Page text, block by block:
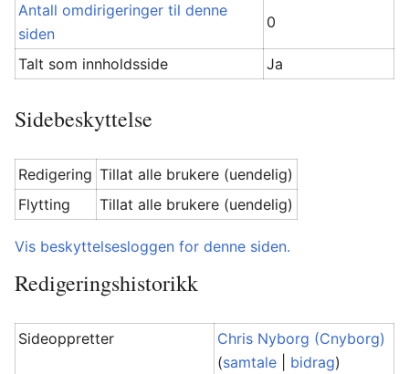
Antall omdirigeringer til denne
siden
0
Talt som innholdsside Ja
Sidebeskyttelse
Redigering Tillat alle brukere (uendelig)
Flytting
Tillat alle brukere (uendelig)
Vis beskyttelsesloggen for denne siden.
Redigeringshistorikk
Sideoppretter
Chris Nyborg (Cnyborg)
(samtale bidrag)